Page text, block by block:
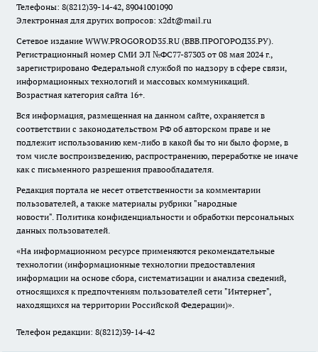
Телефоны: 8(8212)39-14-42, 89041001090
Электронная для других вопросов: x2dt@mail.ru
Сетевое издание WWW.PROGOROD35.RU (ВВВ.ПРОГОРОД35.РУ).
Регистрационный номер СМИ ЭЛ №ФС77-87303 от 08 мая 2024 г.,
зарегистрировано Федеральной службой по надзору в сфере связи,
информационных технологий и массовых коммуникаций.
Возрастная категория сайта 16+.
Вся информация, размещенная на данном сайте, охраняется в
соответствии с законодательством РФ об авторском праве и не
подлежит использованию кем-либо в какой бы то ни было форме, в
том числе воспроизведению, распространению, переработке не иначе
как с письменного разрешения правообладателя.
Редакция портала не несет ответственности за комментарии
пользователей, а также материалы рубрики "народные
новости". Политика конфиденциальности и обработки персональных
данных пользователей.
«На информационном ресурсе применяются рекомендательные
технологии (информационные технологии предоставления
информации на основе сбора, систематизации и анализа сведений,
относящихся к предпочтениям пользователей сети "Интернет",
находящихся на территории Российской Федерации)».
Телефон редакции: 8(8212)39-14-42